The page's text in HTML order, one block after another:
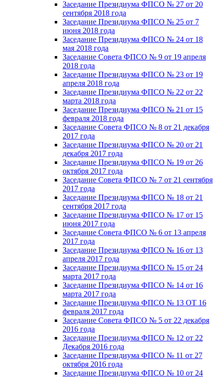
Заседание Президиума ФПСО № 27 от 20
сентября 2018 года
Заседание Президиума ФПСО № 25 от 7
июня 2018 года
Заседание Президиума ФПСО № 24 от 18
мая 2018 года
Заседание Совета ФПСО № 9 от 19 апреля
2018 года
Заседание Президиума ФПСО № 23 от 19
апреля 2018 года
Заседание Президиума ФПСО № 22 от 22
марта 2018 года
Заседание Президиума ФПСО № 21 от 15
февраля 2018 года
Заседание Совета ФПСО № 8 от 21 декабря
2017 года
Заседание Президиума ФПСО № 20 от 21
декабря 2017 года
Заседание Президиума ФПСО № 19 от 26
октября 2017 года
Заседание Совета ФПСО № 7 от 21 сентября
2017 года
Заседание Президиума ФПСО № 18 от 21
сентября 2017 года
Заседание Президиума ФПСО № 17 от 15
июня 2017 года
Заседание Совета ФПСО № 6 от 13 апреля
2017 года
Заседание Президиума ФПСО № 16 от 13
апреля 2017 года
Заседание Президиума ФПСО № 15 от 24
марта 2017 года
Заседание Президиума ФПСО № 14 от 16
марта 2017 года
Заседание Президиума ФПСО № 13 ОТ 16
февраля 2017 года
Заседание Совета ФПСО № 5 от 22 декабря
2016 года
Заседание Президиума ФПСО № 12 от 22
Декабря 2016 года
Заседание Президиума ФПСО № 11 от 27
октября 2016 года
Заседание Президиума ФПСО № 10 от 24